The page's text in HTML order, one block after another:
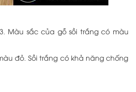
Màu sắc của gỗ sồi trắng có màu
đỏ. Sồi trắng có khả năng chống